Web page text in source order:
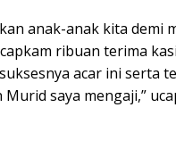
anak-anak kita demi
ribuan terima
acar ini serta
saya mengaji,”